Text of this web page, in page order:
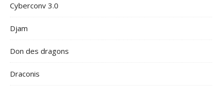
Cyberconv 3.0
Djam
Don des dragons
Draconis